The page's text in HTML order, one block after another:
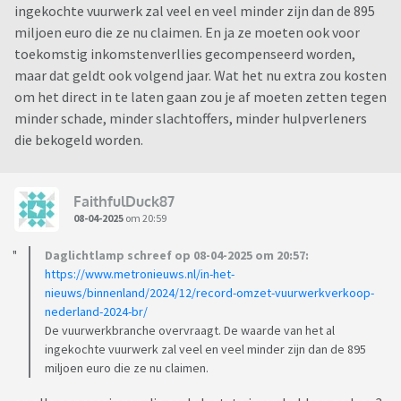
ingekochte vuurwerk zal veel en veel minder zijn dan de 895
miljoen euro die ze nu claimen. En ja ze moeten ook voor
toekomstig inkomstenverllies gecompenseerd worden,
maar dat geldt ook volgend jaar. Wat het nu extra zou kosten
om het direct in te laten gaan zou je af moeten zetten tegen
minder schade, minder slachtoffers, minder hulpverleners
die bekogeld worden.
FaithfulDuck87
08-04-2025 om 20:59
Daglichtlamp schreef op 08-04-2025 om 20:57:
https://www.metronieuws.nl/in-het-
nieuws/binnenland/2024/12/record-omzet-vuurwerkverkoop-
nederland-2024-br/
De vuurwerkbranche overvraagt. De waarde van het al
ingekochte vuurwerk zal veel en veel minder zijn dan de 895
miljoen euro die ze nu claimen.